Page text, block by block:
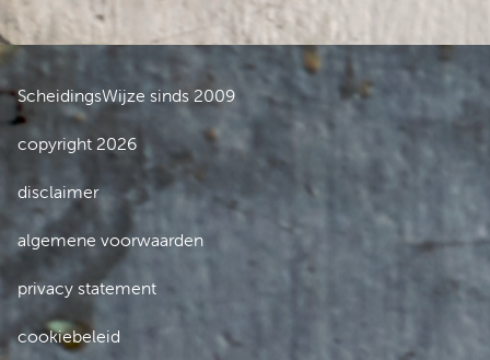
ScheidingsWijze sinds 2009
copyright 2026
disclaimer
algemene voorwaarden
privacy statement
cookiebeleid